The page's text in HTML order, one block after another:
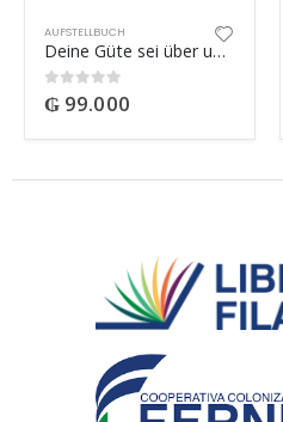
AUFSTELLBUCH
Deine Güte sei über uns – Aufstellbuch
0out of 5
₲ 99.000